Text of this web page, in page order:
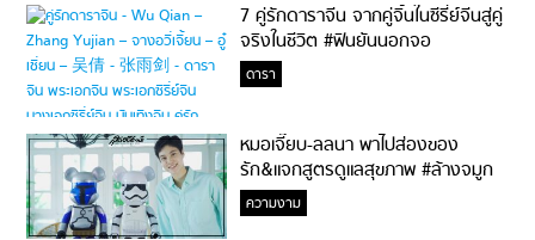
7 คู่รักดาราจีน จากคู่จิ้นในซีรี่ย์จีนสู่คู่
จริงในชีวิต #ฟินยันนอกจอ
ดารา
หมอเจี๊ยบ-ลลนา พาไปส่องของ
รัก&แจกสูตรดูแลสุขภาพ #ล้างจมูก
ไม่ยากจะสอนให้
ความงาม